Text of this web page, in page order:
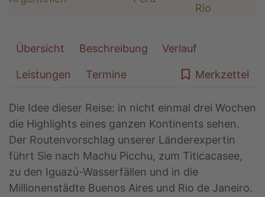
Übersicht Beschreibung Verlauf
Leistungen Termine Merkzettel
Die Idee dieser Reise: in nicht einmal drei Wochen
die Highlights eines ganzen Kontinents sehen.
Der Routenvorschlag unserer Länderexpertin
führt Sie nach Machu Picchu, zum Titicacasee,
zu den Iguazú-Wasserfällen und in die
Millionenstädte Buenos Aires und Rio de Janeiro.